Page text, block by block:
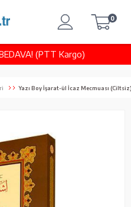
(PTT Kargo)
0
Yazı Boy İşarat-ül İcaz Mecmuası